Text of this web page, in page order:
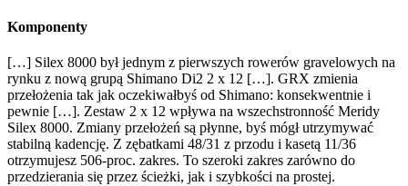
Komponenty
[…] Silex 8000 był jednym z pierwszych rowerów gravelowych na
rynku z nową grupą Shimano Di2 2 x 12 […]. GRX zmienia
przełożenia tak jak oczekiwałbyś od Shimano: konsekwentnie i
pewnie […]. Zestaw 2 x 12 wpływa na wszechstronność Meridy
Silex 8000. Zmiany przełożeń są płynne, byś mógł utrzymywać
stabilną kadencję. Z zębatkami 48/31 z przodu i kasetą 11/36
otrzymujesz 506-proc. zakres. To szeroki zakres zarówno do
przedzierania się przez ścieżki, jak i szybkości na prostej.